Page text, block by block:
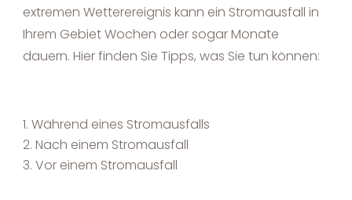
extremen Wetterereignis kann ein Stromausfall in
Ihrem Gebiet Wochen oder sogar Monate
dauern. Hier finden Sie Tipps, was Sie tun können:
Während eines Stromausfalls
Nach einem Stromausfall
Vor einem Stromausfall